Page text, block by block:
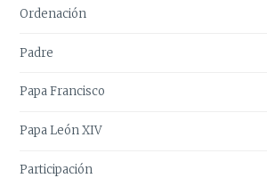
Ordenación
Padre
Papa Francisco
Papa León XIV
Participación